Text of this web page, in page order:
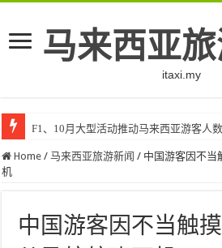
马来西亚
itaxi.my
F1、10月大型活动推动马来西亚游客人
Home / 马来西亚旅游新闻 / 中国游客因不当
机
中国游客因不当触